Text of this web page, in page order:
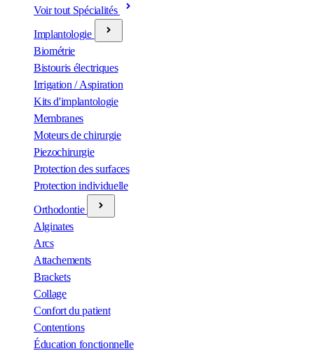
Voir tout Spécialités
Implantologie
Biométrie
Bistouris électriques
Irrigation / Aspiration
Kits d'implantologie
Membranes
Moteurs de chirurgie
Piezochirurgie
Protection des surfaces
Protection individuelle
Orthodontie
Alginates
Arcs
Attachements
Brackets
Collage
Confort du patient
Contentions
Éducation fonctionnelle